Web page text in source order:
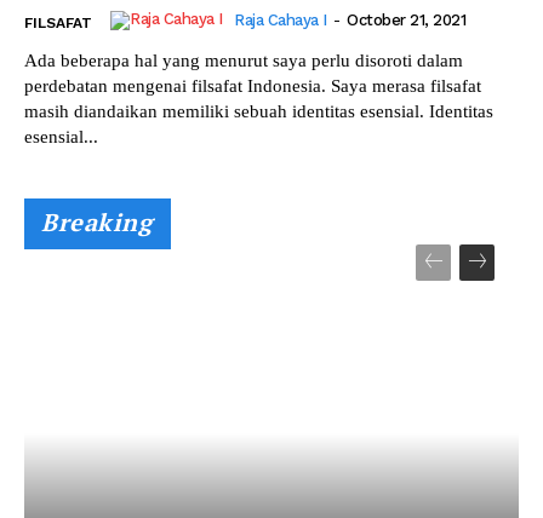
FILSAFAT Raja Cahaya I - October 21, 2021
Ada beberapa hal yang menurut saya perlu disoroti dalam
perdebatan mengenai filsafat Indonesia. Saya merasa filsafat
masih diandaikan memiliki sebuah identitas esensial. Identitas
esensial...
Breaking